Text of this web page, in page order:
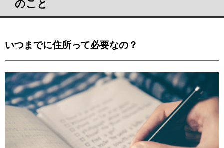
のこと
いつまでに住所って必要なの？